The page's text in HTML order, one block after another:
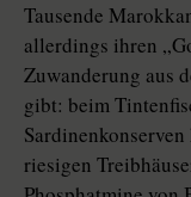
Tausende
allerdings ihren
Zuwanderung aus
gibt: beim
riesigen